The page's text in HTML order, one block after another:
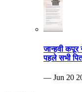
जान्हवी कपूर
पहले सभी
— Jun 20